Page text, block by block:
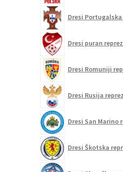
Dresi
Dresi puran
Dresi Romuniji
Dresi Rusija
Dresi San Marino
Dresi Škotska